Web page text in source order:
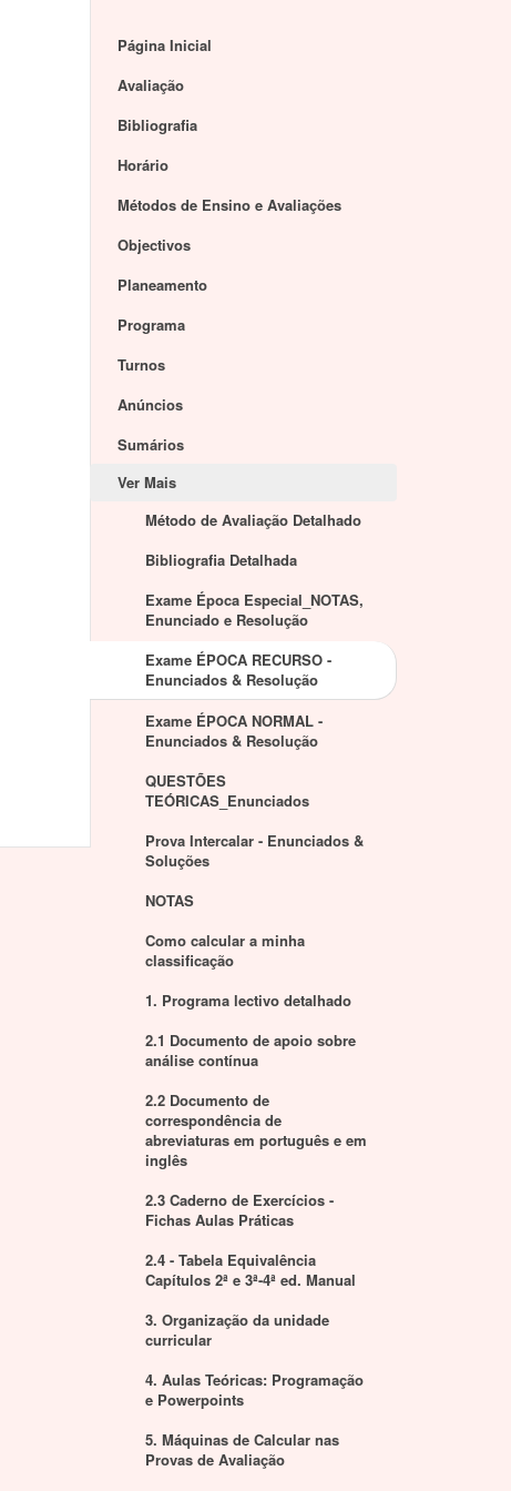
Página Inicial
Avaliação
Bibliografia
Horário
Métodos de Ensino e Avaliações
Objectivos
Planeamento
Programa
Turnos
Anúncios
Sumários
Ver Mais
Método de Avaliação Detalhado
Bibliografia Detalhada
Exame Época Especial_NOTAS,
Enunciado e Resolução
Exame ÉPOCA RECURSO -
Enunciados & Resolução
Exame ÉPOCA NORMAL -
Enunciados & Resolução
QUESTÕES
TEÓRICAS_Enunciados
Prova Intercalar - Enunciados &
Soluções
NOTAS
Como calcular a minha
classificação
1. Programa lectivo detalhado
2.1 Documento de apoio sobre
análise contínua
2.2 Documento de
correspondência de
abreviaturas em português e em
inglês
2.3 Caderno de Exercícios -
Fichas Aulas Práticas
2.4 - Tabela Equivalência
Capítulos 2ª e 3ª-4ª ed. Manual
3. Organização da unidade
curricular
4. Aulas Teóricas: Programação
e Powerpoints
5. Máquinas de Calcular nas
Provas de Avaliação